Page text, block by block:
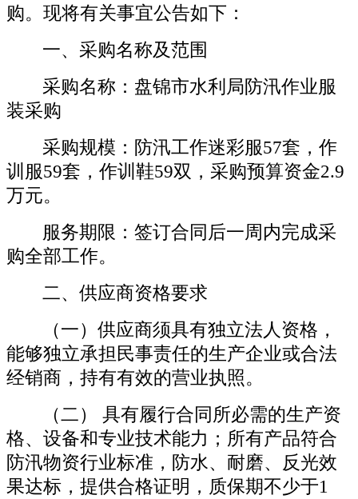
购。现将有关事宜公告如下：
一、 采购名称及范围
采购名称：盘锦市水利局防汛作业服
装采购
采购规模： 防汛工作迷彩服57套，作
训服59套，作训鞋59双 ， 采购预算资金2.9
万元。
服务期限：签订合同后一周内完成采
购全部工作。
二、供应商资格要求
（一）供应商须具有独立法人资格，
能够独立承担民事责任的生产企业或合法
经销商，持有有效的营业执照。
（二）
具有履行合同所必需的生产资
格、 设备和专业技术能力 ； 所有产品符合
防汛物资行业标准，防水、耐磨、反光效
果达标，提供合格证明，质保期不少于1